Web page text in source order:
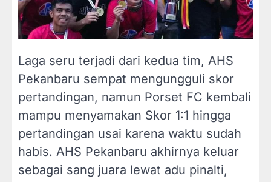
Laga seru terjadi dari kedua tim, AHS
Pekanbaru sempat mengungguli skor
pertandingan, namun Porset FC kembali
mampu menyamakan Skor 1:1 hingga
pertandingan usai karena waktu sudah
habis. AHS Pekanbaru akhirnya keluar
sebagai sang juara lewat adu pinalti,